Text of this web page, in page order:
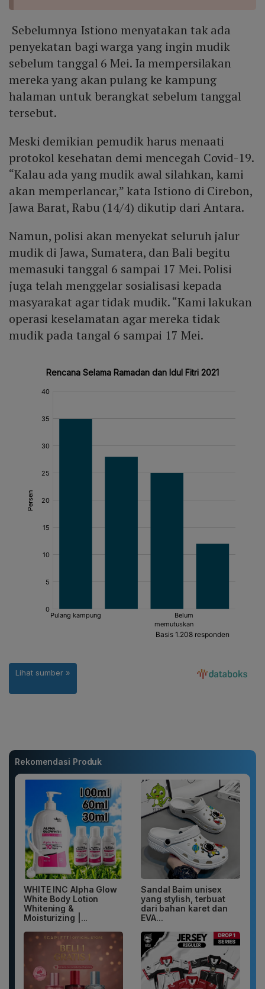
Sebelumnya Istiono menyatakan tak ada
penyekatan bagi warga yang ingin mudik
sebelum tanggal 6 Mei. Ia mempersilakan
mereka yang akan pulang ke kampung
halaman untuk berangkat sebelum tanggal
tersebut.
Meski demikian pemudik harus menaati
protokol kesehatan demi mencegah Covid-19.
“Kalau ada yang mudik awal silahkan, kami
akan memperlancar,” kata Istiono di Cirebon,
Jawa Barat, Rabu (14/4) dikutip dari Antara.
Namun, polisi akan menyekat seluruh jalur
mudik di Jawa, Sumatera, dan Bali begitu
memasuki tanggal 6 sampai 17 Mei. Polisi
juga telah menggelar sosialisasi kepada
masyarakat agar tidak mudik. “Kami lakukan
operasi keselamatan agar mereka tidak
mudik pada tangal 6 sampai 17 Mei.
Rekomendasi Produk
WHITE INC Alpha Glow
White Body Lotion
Whitening &
Moisturizing |...
Sandal Baim unisex
yang stylish, terbuat
dari bahan karet dan
EVA...